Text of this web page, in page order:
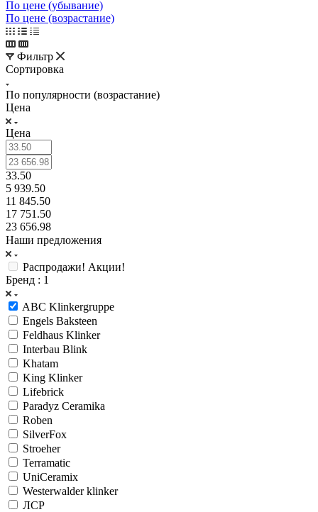
По цене (убывание)
По цене (возрастание)
Фильтр
Сортировка
По популярности (возрастание)
Цена
Цена
33.50
5 939.50
11 845.50
17 751.50
23 656.98
Наши предложения
Распродажи! Акции!
Бренд : 1
ABC Klinkergruppe
Engels Baksteen
Feldhaus Klinker
Interbau Blink
Khatam
King Klinker
Lifebrick
Paradyz Ceramika
Roben
SilverFox
Stroeher
Terramatic
UniCeramix
Westerwalder klinker
ЛСР